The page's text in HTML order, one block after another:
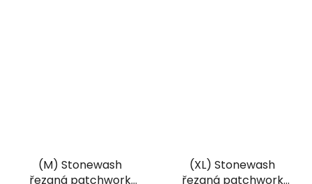
(M) Stonewash
řezaná patchwork
(XL) Stonewash
řezaná patchwork